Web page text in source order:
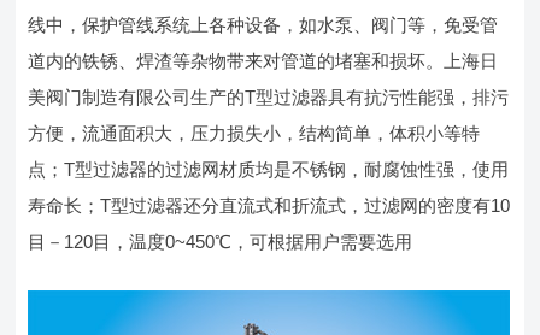
线中，保护管线系统上各种设备，如水泵、阀门等，免受管
道内的铁锈、焊渣等杂物带来对管道的堵塞和损坏。上海日
美阀门制造有限公司生产的T型过滤器具有抗污性能强，排污
方便，流通面积大，压力损失小，结构简单，体积小等特
点；T型过滤器的过滤网材质均是不锈钢，耐腐蚀性强，使用
寿命长；T型过滤器还分直流式和折流式，过滤网的密度有10
目－120目，温度0~450℃，可根据用户需要选用